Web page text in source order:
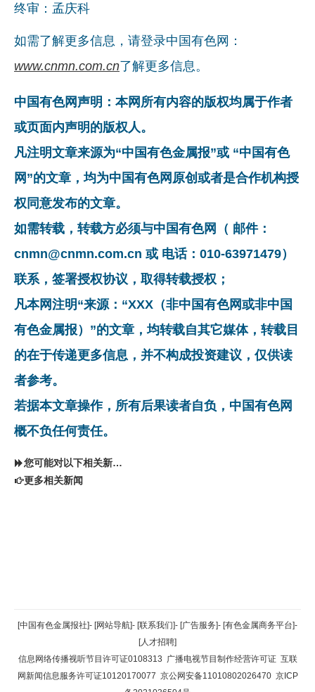
终审：孟庆科
如需了解更多信息，请登录中国有色网：
www.cnmn.com.cn了解更多信息。
中国有色网声明：本网所有内容的版权均属于作者
或页面内声明的版权人。
凡注明文章来源为“中国有色金属报”或 “中国有色
网”的文章，均为中国有色网原创或者是合作机构授
权同意发布的文章。
如需转载，转载方必须与中国有色网（ 邮件：
cnmn@cnmn.com.cn 或 电话：010-63971479）
联系，签署授权协议，取得转载授权；
凡本网注明“来源：“XXX（非中国有色网或非中国
有色金属报）”的文章，均转载自其它媒体，转载目
的在于传递更多信息，并不构成投资建议，仅供读
者参考。
若据本文章操作，所有后果读者自负，中国有色网
概不负任何责任。
您可能对以下相关新闻同样感兴趣
更多相关新闻
返回顶部
返回首页
[中国有色金属报社]- [网站导航]- [联系我们]- [广告服务]- [有色金属商务平台]-
[人才招聘]
信息网络传播视听节目许可证0108313 广播电视节目制作经营许可证 互联
网新闻信息服务许可证10120170077 京公网安备11010802026470 京ICP